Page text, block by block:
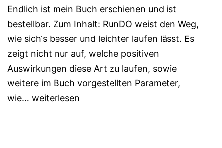
Endlich ist mein Buch erschienen und ist
bestellbar. Zum Inhalt: RunDO weist den Weg,
wie sich‘s besser und leichter laufen lässt. Es
zeigt nicht nur auf, welche positiven
Auswirkungen diese Art zu laufen, sowie
weitere im Buch vorgestellten Parameter,
wie… RunDo
weiterlesen